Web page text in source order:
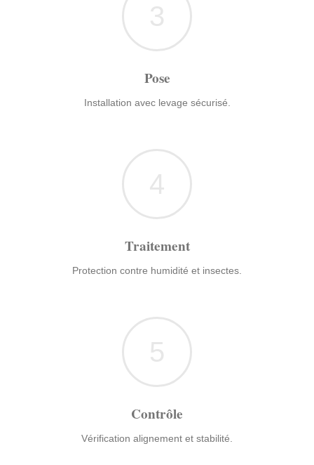
3
Pose
Installation avec levage sécurisé.
4
Traitement
Protection contre humidité et insectes.
5
Contrôle
Vérification alignement et stabilité.